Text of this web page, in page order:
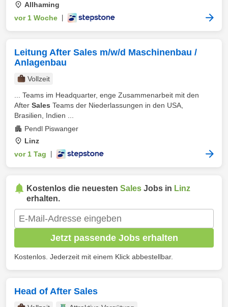
Allhaming
vor 1 Woche
Leitung After Sales m/w/d Maschinenbau /
Anlagenbau
Vollzeit
... Teams im Headquarter, enge Zusammenarbeit mit den
After Sales Teams der Niederlassungen in den USA,
Brasilien, Indien ...
Pendl Piswanger
Linz
vor 1 Tag
Kostenlos die neuesten Sales Jobs in Linz
erhalten.
Jetzt passende Jobs erhalten
Kostenlos. Jederzeit mit einem Klick abbestellbar.
Head of After Sales